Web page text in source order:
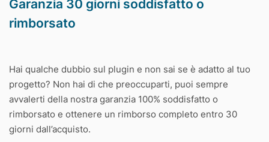
Garanzia 30 giorni soddisfatto o
rimborsato
Hai qualche dubbio sul plugin e non sai se è adatto al tuo
progetto? Non hai di che preoccuparti, puoi sempre
avvalerti della nostra garanzia 100% soddisfatto o
rimborsato e ottenere un rimborso completo entro 30
giorni dall’acquisto.